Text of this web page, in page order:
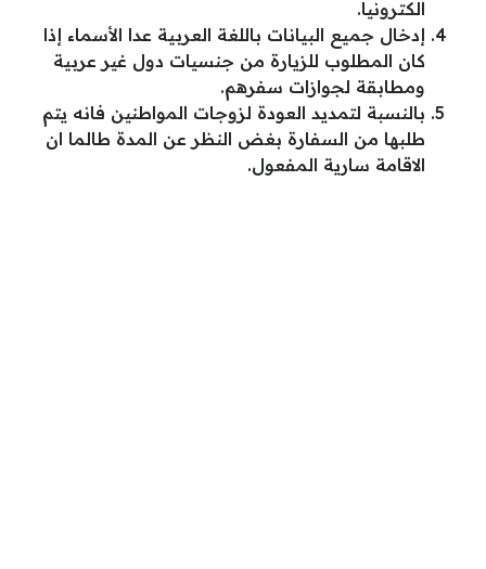
الكترونيا.
إدخال جميع البيانات باللغة العربية عدا الأسماء إذا
كان المطلوب للزيارة من جنسيات دول غير عربية
ومطابقة لجوازات سفرهم.
بالنسبة لتمديد العودة لزوجات المواطنين فانه يتم
طلبها من السفارة بغض النظر عن المدة طالما ان
الاقامة سارية المفعول.